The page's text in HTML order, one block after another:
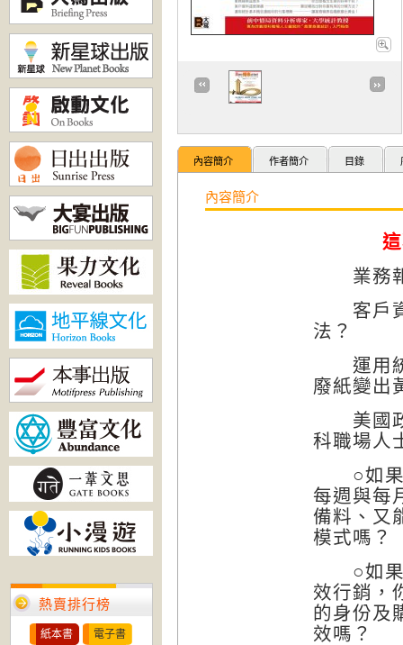
熱賣排行榜
紙本書 電子書
內容簡介 作者簡介 目錄
內容簡介
業務報
客戶資
法？
運用統
廢紙變出
美國政
科職場人
○如果
每週與每
備料、又
模式嗎？
○如果
效行銷，
的身份及
效嗎？